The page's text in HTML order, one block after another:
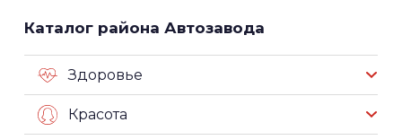
Каталог района Автозавода
Здоровье
Красота